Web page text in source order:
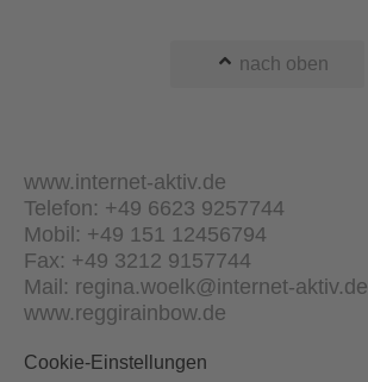
nach oben
www.internet-aktiv.de
Telefon: +49 6623 9257744
Mobil: +49 151 12456794
Fax: +49 3212 9157744
Mail: regina.woelk@internet-aktiv.de
www.reggirainbow.de
Cookie-Einstellungen